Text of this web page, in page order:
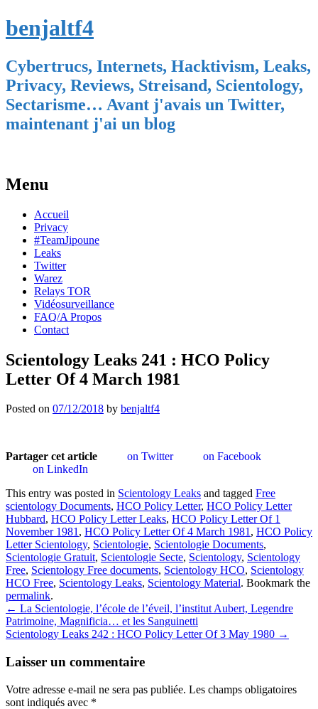
benjaltf4
Cybertrucs, Internets, Hacktivism, Leaks,
Privacy, Reviews, Streisand, Scientology,
Sectarisme… Avant j'avais un Twitter,
maintenant j'ai un blog
Menu
Skip
content
Accueil
Privacy
#TeamJipoune
Leaks
Twitter
Warez
Relays TOR
Vidéosurveillance
FAQ/A Propos
Contact
Scientology Leaks 241 : HCO Policy
Letter Of 4 March 1981
Posted on 07/12/2018 by benjaltf4
Partager cet article on Twitter
on Facebook
on LinkedIn
This entry was posted in Scientology Leaks and tagged Free
scientology Documents, HCO Policy Letter, HCO Policy Letter
Hubbard, HCO Policy Letter Leaks, HCO Policy Letter Of 1
November 1981 , HCO Policy Letter Of 4 March 1981 , HCO Policy
Letter Scientology, Scientologie, Scientologie Documents,
Scientologie Gratuit, Scientologie Secte, Scientology, Scientology
Free, Scientology Free documents, Scientology HCO, Scientology
HCO Free, Scientology Leaks, Scientology Material. Bookmark the
permalink.
Post
navigation
← La Scientologie, l’école de l’éveil, l’institut Aubert, Legendre
Patrimoine, Magnificia… et les Sanguinetti
Scientology Leaks 242 : HCO Policy Letter Of 3 May 1980 →
Laisser un commentaire
Votre adresse e-mail ne sera pas publiée. Les champs obligatoires
sont indiqués avec *